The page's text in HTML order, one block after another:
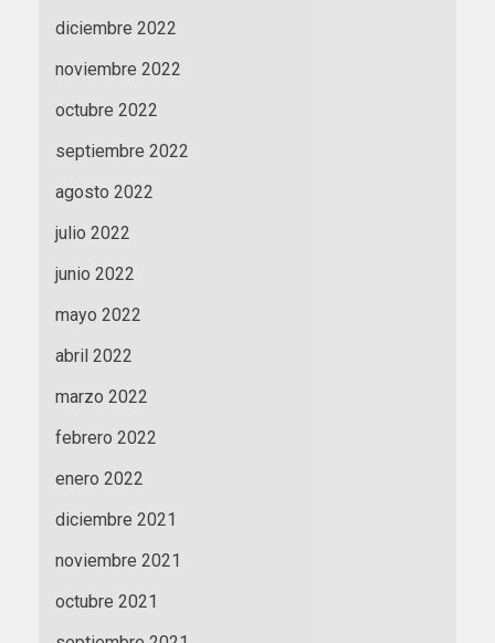
diciembre 2022
noviembre 2022
octubre 2022
septiembre 2022
agosto 2022
julio 2022
junio 2022
mayo 2022
abril 2022
marzo 2022
febrero 2022
enero 2022
diciembre 2021
noviembre 2021
octubre 2021